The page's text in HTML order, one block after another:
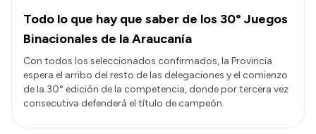
Todo lo que hay que saber de los 30° Juegos
Binacionales de la Araucanía
Con todos los seleccionados confirmados, la Provincia
espera el arribo del resto de las delegaciones y el comienzo
de la 30° edición de la competencia, donde por tercera vez
consecutiva defenderá el título de campeón.